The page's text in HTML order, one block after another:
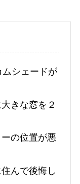
シェードが
きな窓を２
の位置が悪
んで後悔し